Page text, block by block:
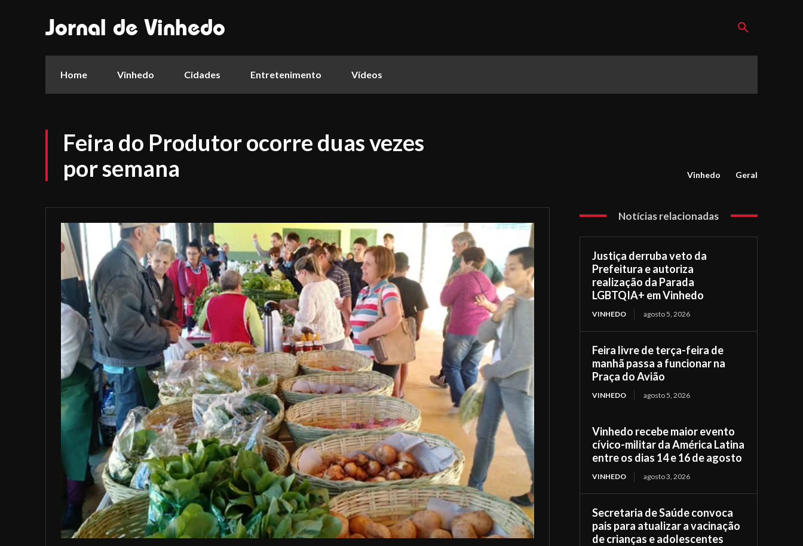
Jornal de Vinhedo
Home Vinhedo Cidades Entretenimento Vídeos
Feira do Produtor ocorre duas vezes
por semana
Vinhedo Geral
Notícias relacionadas
Justiça derruba veto da
Prefeitura e autoriza
realização da Parada
LGBTQIA+ em Vinhedo
VINHEDO agosto 5, 2026
Feira livre de terça-feira de
manhã passa a funcionar na
Praça do Avião
VINHEDO agosto 5, 2026
Vinhedo recebe maior evento
cívico-militar da América Latina
entre os dias 14 e 16 de agosto
VINHEDO agosto 3, 2026
Secretaria de Saúde convoca
pais para atualizar a vacinação
de crianças e adolescentes